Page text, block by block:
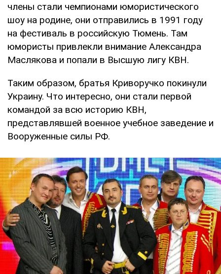
члены стали чемпионами юмористического
шоу на родине, они отправились в 1991 году
на фестиваль в российскую Тюмень. Там
юмористы привлекли внимание Александра
Маслякова и попали в Высшую лигу КВН.
Таким образом, братья Криворучко покинули
Украину. Что интересно, они стали первой
командой за всю историю КВН,
представлявшей военное учебное заведение и
Вооруженные силы РФ.